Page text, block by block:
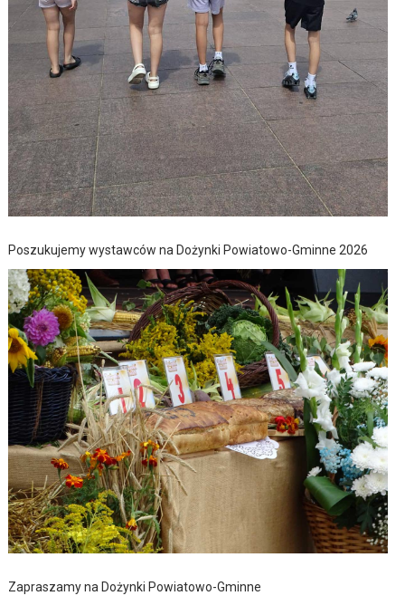
Poszukujemy wystawców na Dożynki Powiatowo-Gminne 2026
Zapraszamy na Dożynki Powiatowo-Gminne